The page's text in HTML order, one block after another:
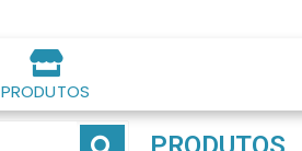
PRODUTOS